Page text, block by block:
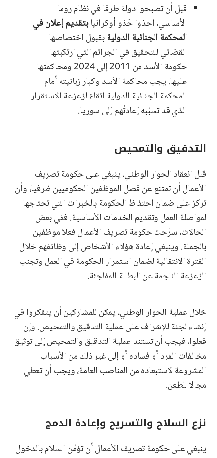
قبل أن تصبحوا دولة طرفا في نظام روما
الأساسي، احذوا حَذو أوكرانيابتقديم إعلان في
المحكمة الجنائية الدوليةبقبول اختصاصها
القضائي للتحقيق في الجرائم التي ارتكبتها
حكومة الأسد من 2011 إلى 2024 ومحاكمتها
عليها. يجب محاكمة الأسد وكبار زبانيته أمام
المحكمة الجنائية الدولية اتقاءً لزعزعة الاستقرار
الذي قد تسبّبه إعادتُهم إلى سوريا.
التدقيق والتمحيص
قبل انعقاد الحوار الوطني، ينبغي على حكومة تصريف
الأعمال أن تمتنع عن فصل الموظفين الحكوميين ظرفيا، وأن
تركز على ضمان احتفاظ الحكومة بالخبرات التي تحتاجها
لمواصلة العمل وتقديم الخدمات الأساسية. ففي بعض
الحالات، سرّحت حكومة تصريف الأعمال فعلا موظفين
بالجملة. وينبغي إعادة هؤلاء الأشخاص إلى وظائفهم خلال
الفترة الانتقالية لضمان استمرار الحكومة في العمل وتجنب
الزعزعة الناجمة عن البطالة المفاجئة.
خلال عملية الحوار الوطني، يمكن للمشاركين أن يتفكروا في
إنشاء لجنة للإشراف على عملية التدقيق والتمحيص. وإن
فعلوا، فيجب أن تستند عملية التدقيق والتمحيص إلى توثيق
مخالفات الفرد أو فساده أو إلى غير ذلك من الأسباب
المشروعة لاستبعاده من المناصب العامة، ويجب أن تعطي
مجالا للطعن.
نزع السلاح والتسريح وإعادة الدمج
ينبغي على حكومة تصريف الأعمال أن تؤمّن السلام بالدخول